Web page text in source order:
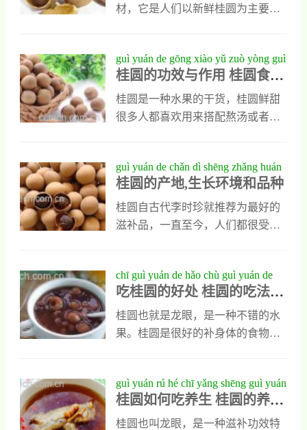
此，在食用杨梅的时候，应该尽量
的减
功效与作用1、理气止痛桂圆核在生
煮水喝能理气止痛，它能让人类出
现的腹部胀痛和腹部冷痛等症很快
减轻，对人类的气血不和与气血亏
损也有一定缓解作用。2、祛风除湿
骨痛的预防，在人
材，它是人们以新鲜桂圆为主要原
能用来煲汤或煮粥喝，能为人体补
充丰富营养，而且味道甘甜，今天
为大家介绍的是桂圆膏的功效与作
用，同时也会让大家了解桂圆膏在
养价值极高的美味食材，它对人类
身体有明显滋补作用，这种食材中
不但含有天然多糖，还含有大量碳
水化合物和微量元素以及核黄素，
体正常代谢，也能
guì yuán de gōng xiào yǔ zuò yòng guì
yuán shí yòng jìn jì
桂圆的功效与作用 桂圆食用
禁忌
桂圆是一种水果的干货，桂圆鲜甜
很多人都喜欢用来搭配熬汤或者煲
作用，了解桂圆食用禁忌。桂圆的
功效与作用 桂圆食用禁忌一、桂圆
的食用方法龙眼莲子粥第一步：将
龙眼，枣洗干净后泡发。第二步：
的跳转到小火，将莲子去掉莲子芯
后放入粥中一同煮第四步：粥会变
得粘稠，再加入之前的冰糖调味即
可。二、桂圆的功效与作用龙眼枣
粥还
guì yuán de chǎn dì shēng zhǎng huán
jìng hé pǐn zhǒng
桂圆的产地,生长环境和品种
桂圆自古代李时珍就推荐为最好的
滋补品，一直至今，人们都很受吃
因其种圆黑光泽，种脐突起呈白
色，看似传说中龙的眼睛，故得
名。新鲜的桂圆肉质极嫩，汁多甜
蜜，美味可口，实为其他果品所不
培，传说南越王赵佗曾以桂圆进贡
给汉高祖。神农本草经载有龙眼久
服，强魄聪明，轻身不老。南方草
chī guì yuán de hǎo chù guì yuán de
chī fǎ jì qiǎo
吃桂圆的好处 桂圆的吃法技
巧
桂圆也就是龙眼，是一种不错的水
果。桂圆是很好的补身体的食物，
圆除了直接食用外，还可以煲汤做
成为药膳来食补。下面就看看桂圆
的吃法。吃桂圆的好处 桂圆的吃法
guì yuán rú hé chī yǎng shēng guì yuán
de yǎng shēng de chī fǎ yǒu něi xiē
桂圆如何吃养生 桂圆的养生
的吃法有哪些
桂圆也叫龙眼，是一种滋补功效特